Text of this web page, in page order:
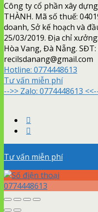
Công ty cổ phần xây
THÀNH. Mã số thuế:
doanh, Sở kế hoạch và
25/03/2019. Địa chỉ
Hòa Vang, Đà Nẵng. SĐT:
recilsdanang@gmail.com
Hotline: 0774448613
Tư vấn miễn phí
-->> Zalo: 0774448613
Tư vấn miễn phí
0774448613